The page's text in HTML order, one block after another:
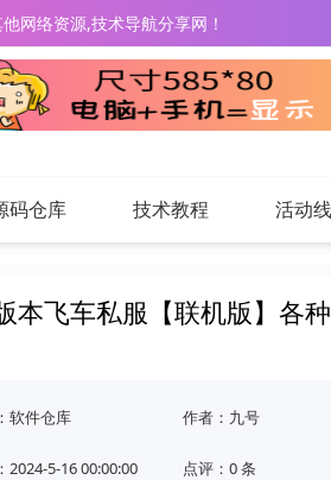
网络资源,技术导航分享网！
码仓库 技术教程 活动
本飞车私服【联机版】各
软件仓库 作者：九号
2024-5-16 00:00:00 点评：0 条